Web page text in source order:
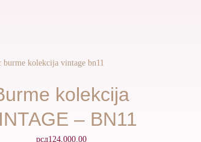
kolekcija
– BN11
рсд124,000.00